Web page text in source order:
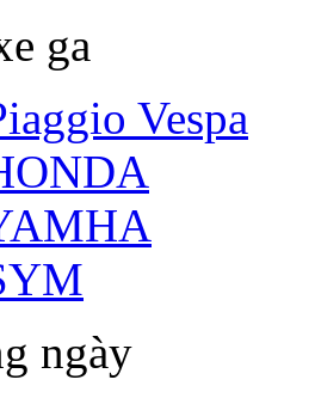
ga
Vespa
ngày